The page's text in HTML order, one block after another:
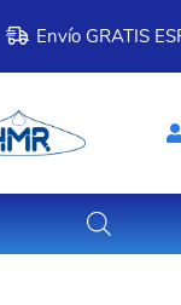
Envío GRATIS